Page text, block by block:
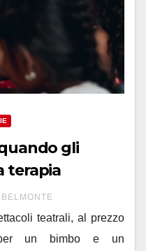
gli
terapia
teatrali, al prezzo
un bimbo e un